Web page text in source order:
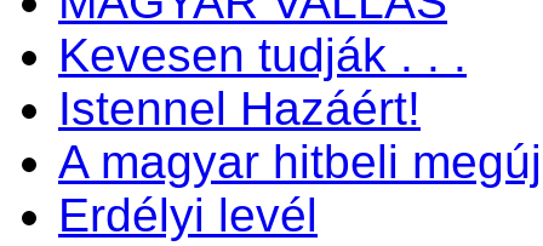
Kevesen tudják . . .
Istennel Hazáért!
A magyar hitbeli
Erdélyi levél